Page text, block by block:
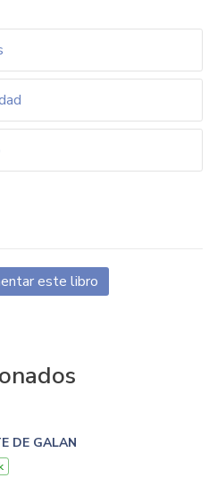
este libro
DE GALAN